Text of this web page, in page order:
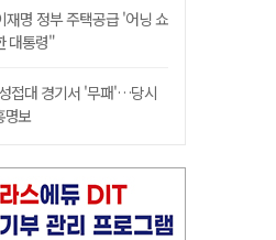
재명 정부 주택공급 '어닝 쇼
대통령"
접대 경기서 '무패'…당시
명보